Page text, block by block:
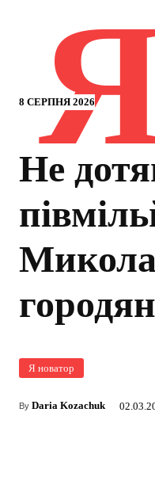
8 СЕРПНЯ 2026
Не
городян
Я новатор
By Daria Kozachuk